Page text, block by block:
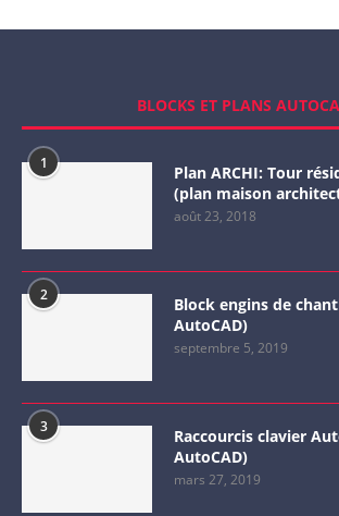
BLOCKS ET PLANS
1
Plan ARCHI: Tour
(plan maison
août 23, 2018
2
Block engins de
AutoCAD)
septembre 5, 2019
3
Raccourcis clavier
AutoCAD)
mars 27, 2019